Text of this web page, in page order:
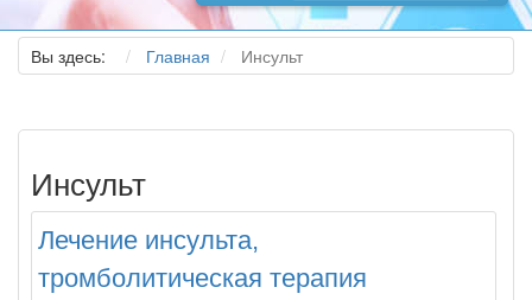
Вы здесь: Главная Инсульт
Инсульт
Лечение инсульта,
тромболитическая терапия